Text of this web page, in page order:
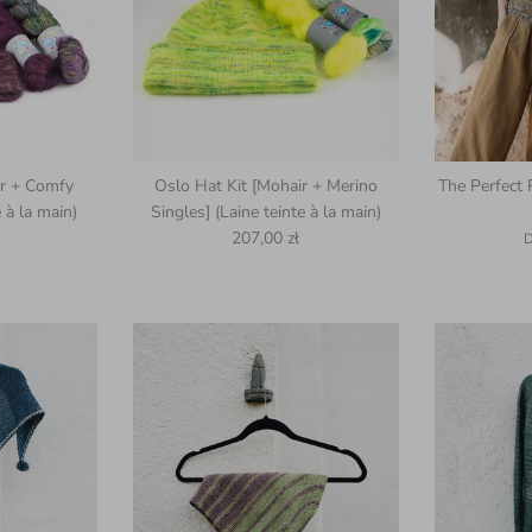
+ Comfy
la main)
Oslo Hat Kit [Mohair + Merino
Singles] (Laine teinte à la main)
Prix habituel
207,00 zł
The Perfect